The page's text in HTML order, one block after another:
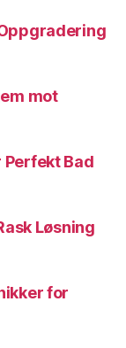
mot
Bad
Løsning
for